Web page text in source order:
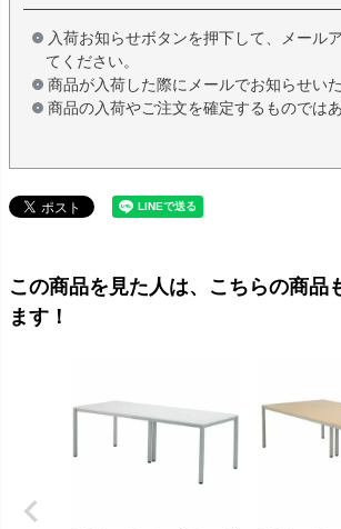
入荷お知らせボタンを押下して、メール
てください。
商品が入荷した際にメールでお知らせいた
商品の入荷やご注文を確定するものではあ
この商品を見た人は、こちらの商品
ます！